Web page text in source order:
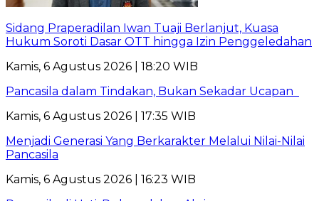
Sidang Praperadilan Iwan Tuaji Berlanjut, Kuasa
Hukum Soroti Dasar OTT hingga Izin Penggeledahan
Kamis, 6 Agustus 2026 | 18:20 WIB
Pancasila dalam Tindakan, Bukan Sekadar Ucapan
Kamis, 6 Agustus 2026 | 17:35 WIB
Menjadi Generasi Yang Berkarakter Melalui Nilai-Nilai
Pancasila
Kamis, 6 Agustus 2026 | 16:23 WIB